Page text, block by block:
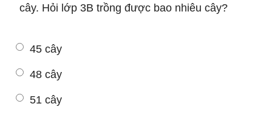
cây. Hỏi lớp 3B trồng được bao nhiêu cây?
45 cây
48 cây
51 cây